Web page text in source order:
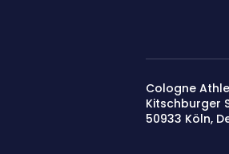
Cologne
Kitschburger
50933 Köln​,